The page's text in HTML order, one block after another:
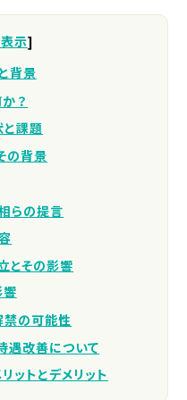
示]
背景
？
と課題
の背景
らの提言
とその影響
禁の可能性
遇改善について
ットとデメリット